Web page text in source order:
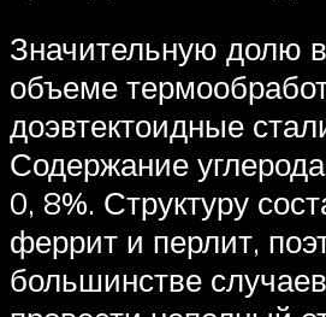
Значительную долю
объеме
доэвтектоидные
Содержание
0, 8%. Структуру
феррит и перлит,
большинстве